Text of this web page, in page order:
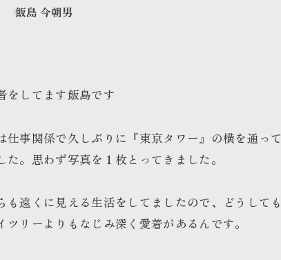
飯島 今朝男
をしてます飯島です
仕事関係で久しぶりに『東京タワー』の横を通って
た。思わず写真を１枚とってきました。
も遠くに見える生活をしてましたので、どうしても
ツリーよりもなじみ深く愛着があるんです。